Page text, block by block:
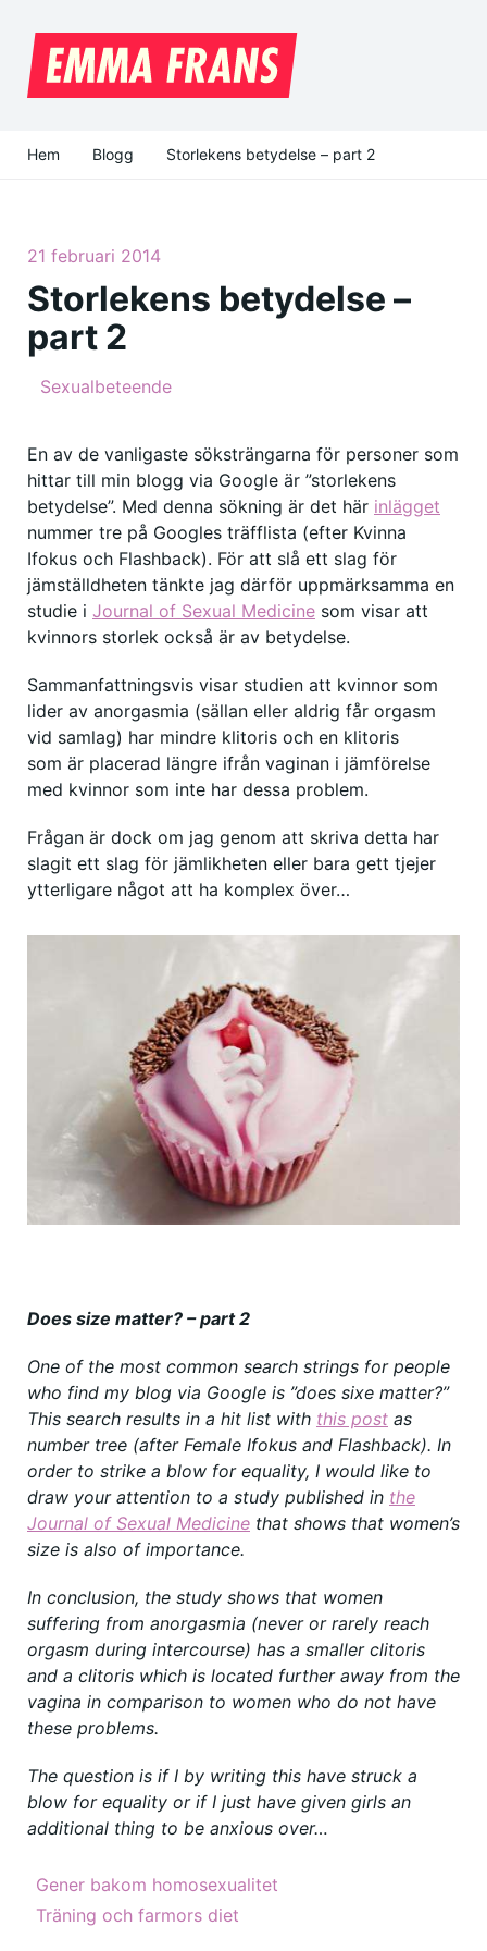
Hem Blogg Storlekens betydelse – part 2
21 februari 2014
Storlekens betydelse –
part 2
Sexualbeteende
En av de vanligaste söksträngarna för personer som
hittar till min blogg via Google är ”storlekens
betydelse”. Med denna sökning är det här inlägget
nummer tre på Googles träfflista (efter Kvinna
Ifokus och Flashback). För att slå ett slag för
jämställdheten tänkte jag därför uppmärksamma en
studie i Journal of Sexual Medicine som visar att
kvinnors storlek också är av betydelse.
Sammanfattningsvis visar studien att kvinnor som
lider av anorgasmia (sällan eller aldrig får orgasm
vid samlag) har mindre klitoris och en klitoris
som är placerad längre ifrån vaginan i jämförelse
med kvinnor som inte har dessa problem.
Frågan är dock om jag genom att skriva detta har
slagit ett slag för jämlikheten eller bara gett tjejer
ytterligare något att ha komplex över…
Does size matter? – part 2
One of the most common search strings for people
who find my blog via Google is ”does sixe matter?”
This search results in a hit list with this post as
number tree (after Female Ifokus and Flashback). In
order to strike a blow for equality, I would like to
draw your attention to a study published in the
Journal of Sexual Medicine that shows that women’s
size is also of importance.
In conclusion, the study shows that women
suffering from anorgasmia (never or rarely reach
orgasm during intercourse) has a smaller clitoris
and a clitoris which is located further away from the
vagina in comparison to women who do not have
these problems.
The question is if I by writing this have struck a
blow for equality or if I just have given girls an
additional thing to be anxious over…
Gener bakom homosexualitet
Träning och farmors diet